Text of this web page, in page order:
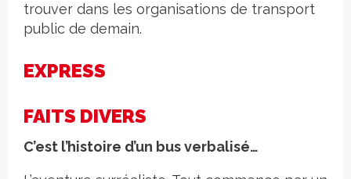
trouver dans les organisations de transport
public de demain.
EXPRESS
FAITS DIVERS
C’est l’histoire d’un bus verbalisé…